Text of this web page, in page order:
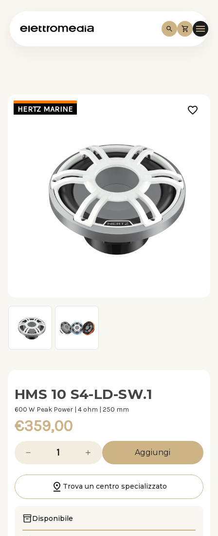
HERTZ MARINE
HMS 10 S4-LD-SW.1
600 W Peak Power | 4 ohm | 250 mm
€359,00
Diminuisci
quantità
di
LD-
Aumenta
quantità
di
10
LD-
Trova un centro specializzato
Disponibile